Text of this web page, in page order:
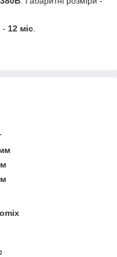
- 12 міс